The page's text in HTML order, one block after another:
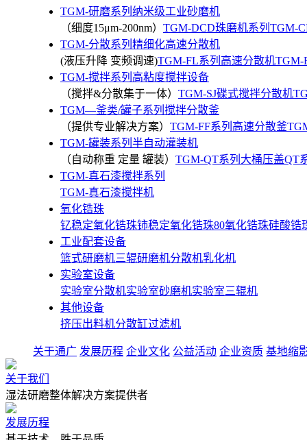
TGM-研磨系列纳米级工业砂磨机
（细度15μm-200nm） TGM-DCD珠磨机系列 TGM-
TGM-分散系列精细化高速分散机
(液压升降 变频调速)TGM-FL系列高速分散机TGM-
TGM-搅拌系列高粘度搅拌设备
（搅拌&分散集于一体） TGM-SJ碟式搅拌分散机
TGM—釜类/罐子系列搅拌分散釜
（提供专业解决方案） TGM-FF系列高速分散釜
TGM-罐装系列半自动灌装机
（自动称重 定量 罐装） TGM-QT系列大桶压盖QT
TGM-真石漆搅拌系列
TGM-真石漆搅拌机
氧化锆珠
钇稳定氧化锆珠铈稳定氧化锆珠80氧化锆珠硅酸锆
工业配套设备
篮式研磨机三辊研磨机分散机乳化机
实验室设备
实验室分散机实验室砂磨机实验室三辊机
其他设备
挤压出料机分散缸过滤机
关于通广 发展历程 企业文化 公益活动 企业资质 基地缩
关于我们
湿法研磨整体解决方案提供者
发展历程